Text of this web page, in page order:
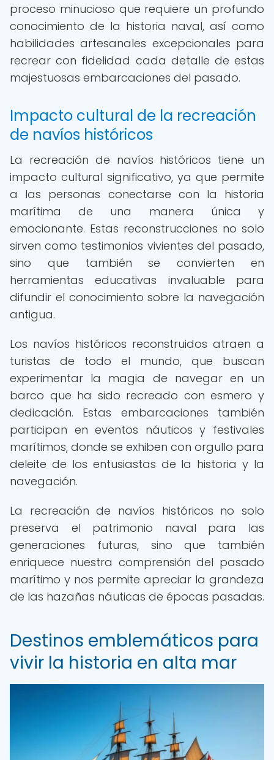
proceso minucioso que requiere un profundo
conocimiento de la historia naval, así como
habilidades artesanales excepcionales para
recrear con fidelidad cada detalle de estas
majestuosas embarcaciones del pasado.
Impacto cultural de la recreación
de navíos históricos
La recreación de navíos históricos tiene un
impacto cultural significativo, ya que permite
a las personas conectarse con la historia
marítima de una manera única y
emocionante. Estas reconstrucciones no solo
sirven como testimonios vivientes del pasado,
sino que también se convierten en
herramientas educativas invaluable para
difundir el conocimiento sobre la navegación
antigua.
Los navíos históricos reconstruidos atraen a
turistas de todo el mundo, que buscan
experimentar la magia de navegar en un
barco que ha sido recreado con esmero y
dedicación. Estas embarcaciones también
participan en eventos náuticos y festivales
marítimos, donde se exhiben con orgullo para
deleite de los entusiastas de la historia y la
navegación.
La recreación de navíos históricos no solo
preserva el patrimonio naval para las
generaciones futuras, sino que también
enriquece nuestra comprensión del pasado
marítimo y nos permite apreciar la grandeza
de las hazañas náuticas de épocas pasadas.
Destinos emblemáticos para
vivir la historia en alta mar